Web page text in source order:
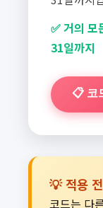
✅ 거의 모
31일까지
📋 코
💡 적용
코드는 다